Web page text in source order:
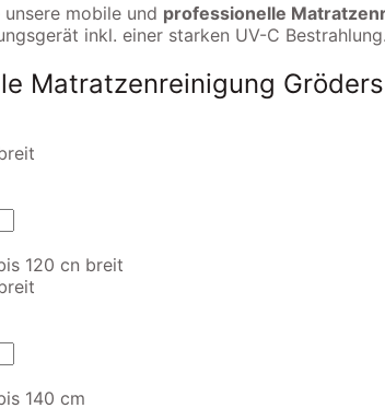
mobile und professionelle
inkl. einer starken UV-C Bestrahlung.
Matratzenreinigung